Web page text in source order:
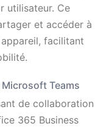
utilisateur. Ce
et accéder à
facilitant
Teams
de collaboration
365 Business